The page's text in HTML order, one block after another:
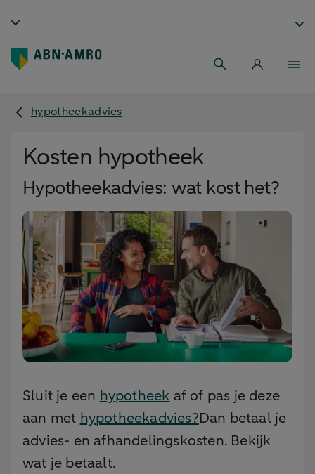
hypotheekadvies
Kosten hypotheek
Hypotheekadvies: wat kost het?
Sluit je een hypotheek af of pas je deze
aan met hypotheekadvies?Dan betaal je
advies- en afhandelingskosten. Bekijk
wat je betaalt.